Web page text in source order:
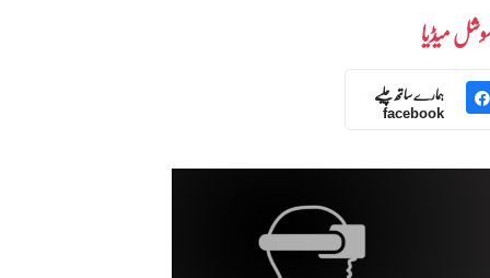
میڈیا
ہمارے ساتھ چلیے
facebook